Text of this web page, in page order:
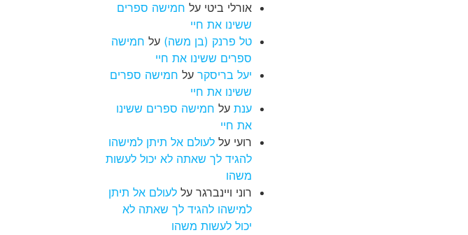
אורלי ביטי על חמישה ספרים
ששינו את חיי
טל פרנק (בן משה) על חמישה
ספרים ששינו את חיי
יעל בריסקר על חמישה ספרים
ששינו את חיי
ענת על חמישה ספרים ששינו
את חיי
רועי עללעולם אל תיתן למישהו
להגיד לך שאתה לא יכול לעשות
משהו
רוני ויינברגר עללעולם אל תיתן
למישהו להגיד לך שאתה לא
יכול לעשות משהו